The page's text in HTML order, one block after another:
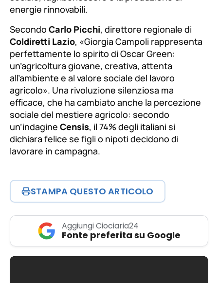
energie rinnovabili.
Secondo Carlo Picchi, direttore regionale di
Coldiretti Lazio, «Giorgia Campoli rappresenta
perfettamente lo spirito di Oscar Green:
un’agricoltura giovane, creativa, attenta
all’ambiente e al valore sociale del lavoro
agricolo». Una rivoluzione silenziosa ma
efficace, che ha cambiato anche la percezione
sociale del mestiere agricolo: secondo
un’indagine Censis, il 74% degli italiani si
dichiara felice se figli o nipoti decidono di
lavorare in campagna.
STAMPA QUESTO ARTICOLO
Aggiungi Ciociaria24
Fonte preferita su Google